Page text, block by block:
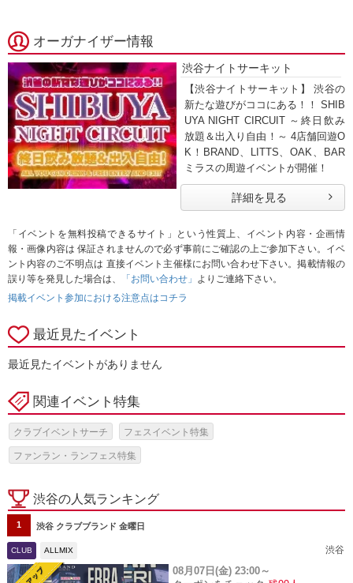
オーガナイザー情報
渋谷ナイトサーキット
【渋谷ナイトサーキット】 渋谷の
新たな遊びがココにある！！ SHIB
UYA NIGHT CIRCUIT ～終日飲み
放題＆出入り自由！～ 4店舗回遊O
K！BRAND、LITTS、OAK、BAR
ミラスの周遊イベントが開催！
詳細を見る
「イベントを無料投稿できるサイト」という性質上、イベント内容・企画情
報・画像内容は 保証されませんので必ず事前にご確認の上ご参加下さい。イベ
ント内容のご不明点は 直接イベント主催様にお問い合わせ下さい。掲載情報の
誤り等を発見した場合は、
「お問い合わせ」
よりご連絡下さい。
掲載イベント参加における注意点はコチラ
最近見たイベント
最近見たイベントがありません
関連イベント特集
クラブイベントサーチ フェスイベント特集
ファンラン・ランフェス特集
渋谷の人気ランキング
1 渋谷 クラブブランド 金曜日
CLUB ALLMIX 渋谷
08月07日(金) 23:00～